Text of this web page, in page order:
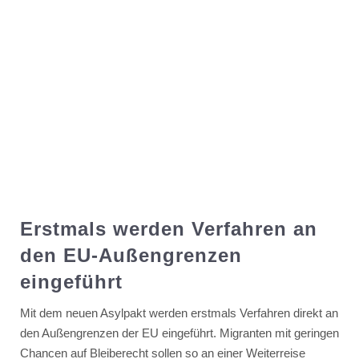
Erstmals werden Verfahren an
den EU-Außengrenzen
eingeführt
Mit dem neuen Asylpakt werden erstmals Verfahren direkt an
den Außengrenzen der EU eingeführt. Migranten mit geringen
Chancen auf Bleiberecht sollen so an einer Weiterreise